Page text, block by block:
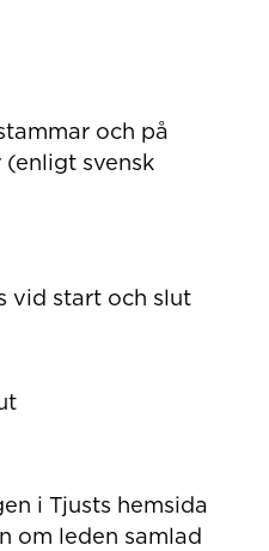
och på
svensk
vid start och slut
i Tjusts hemsida
om leden samlad